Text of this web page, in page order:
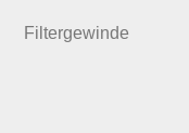
Filtergewinde